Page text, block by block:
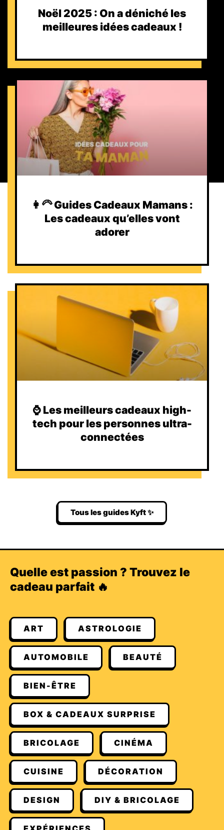
Noël 2025 : On a déniché les
meilleures idées cadeaux !
👩‍🦳 Guides Cadeaux Mamans :
Les cadeaux qu’elles vont
adorer
⌚️ Les meilleurs cadeaux high-
tech pour les personnes ultra-
connectées
Tous les guides Kyft ✨
Quelle est passion ? Trouvez le
cadeau parfait 🔥
ART ASTROLOGIE
AUTOMOBILE BEAUTÉ
BIEN-ÊTRE
BOX & CADEAUX SURPRISE
BRICOLAGE CINÉMA
CUISINE DÉCORATION
DESIGN DIY & BRICOLAGE